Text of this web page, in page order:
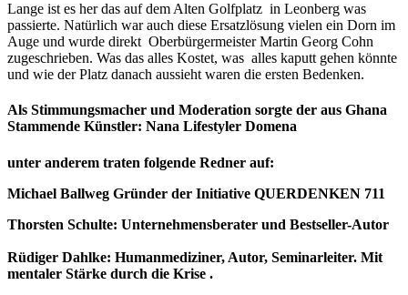
Lange ist es her das auf dem Alten Golfplatz in Leonberg was
passierte. Natürlich war auch diese Ersatzlösung vielen ein Dorn im
Auge und wurde direkt Oberbürgermeister Martin Georg Cohn
zugeschrieben. Was das alles Kostet, was alles kaputt gehen könnte
und wie der Platz danach aussieht waren die ersten Bedenken.
Als Stimmungsmacher und Moderation sorgte der aus Ghana
Stammende Künstler: Nana Lifestyler Domena
unter anderem traten folgende Redner auf:
Michael Ballweg Gründer der Initiative QUERDENKEN 711
Thorsten Schulte: Unternehmensberater und Bestseller-Autor
Rüdiger Dahlke: Humanmediziner, Autor, Seminarleiter. Mit
mentaler Stärke durch die Krise .